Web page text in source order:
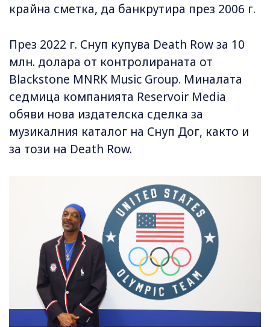
крайна сметка, да банкрутира през 2006 г.
През 2022 г. Снуп купува Death Row за 10
млн. долара от контролираната от
Blackstone MNRK Music Group. Миналата
седмица компанията Reservoir Media
обяви нова издателска сделка за
музикалния каталог на Снуп Дог, както и
за този на Death Row.